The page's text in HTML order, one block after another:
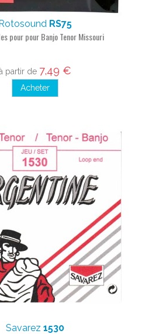
RS75
pour pour Banjo Tenor Missouri
partir de 7,49 €
Acheter
Savarez 1530